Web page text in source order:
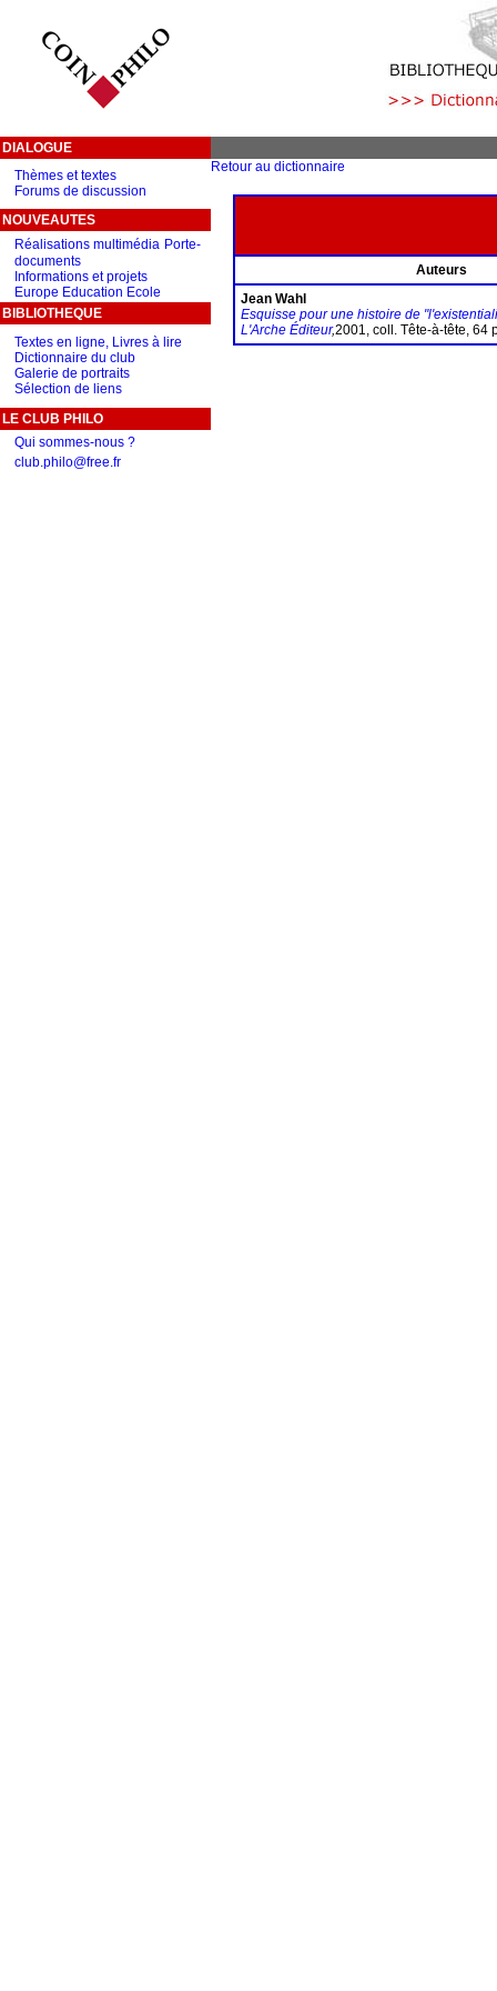
DIALOGUE
Thèmes et textes
Forums de discussion
NOUVEAUTES
Réalisations multimédia Porte-
documents
Informations et projets
Europe Education Ecole
BIBLIOTHEQUE
Textes en ligne, Livres à lire
Dictionnaire du club
Galerie de portraits
Sélection de liens
LE CLUB PHILO
Qui sommes-nous ?
club.philo@free.fr
Retour au dictionnaire
Auteurs
Jean Wahl
Esquisse pour une histoire de
L'Arche Éditeur,2001, coll. Tête-à-tête, 64